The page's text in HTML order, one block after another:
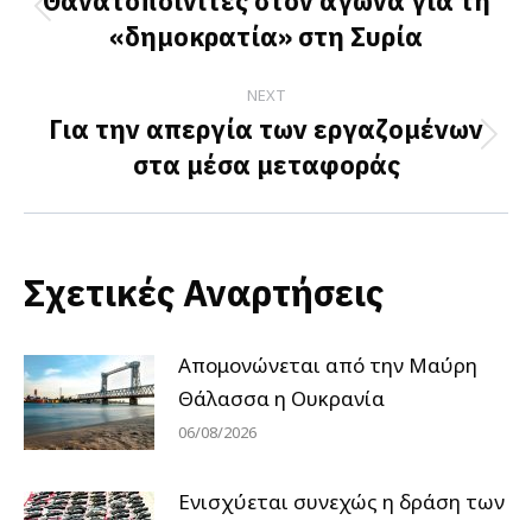
Previous
post:
«δημοκρατία» στη Συρία
NEXT
Next
post:
Για την απεργία των εργαζομένων
στα μέσα μεταφοράς
Σχετικές Αναρτήσεις
Απομονώνεται από την Μαύρη
Θάλασσα η Ουκρανία
06/08/2026
Ενισχύεται συνεχώς η δράση των